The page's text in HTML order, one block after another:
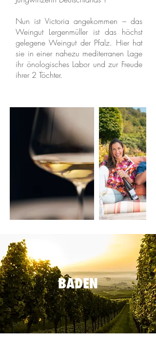
Nun ist Victoria angekommen – das
Weingut Lergenmüller ist das höchst
gelegene Weingut der Pfalz. Hier hat
sie in einer nahezu mediterranen Lage
ihr önologisches Labor und zur Freude
ihrer 2 Töchter.
BADEN